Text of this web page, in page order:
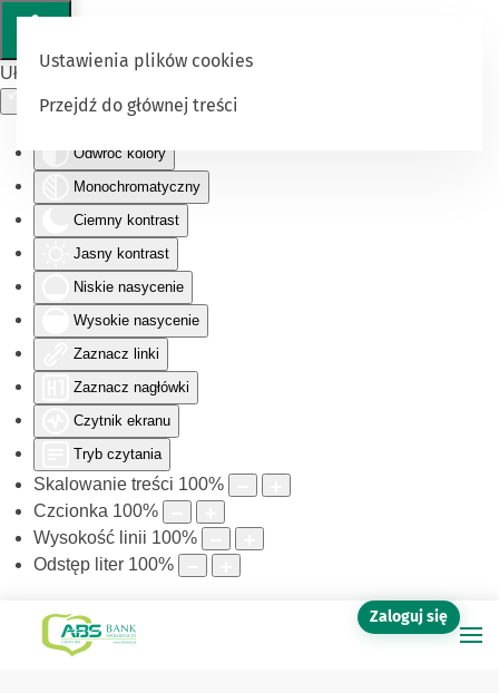
Ułatwienia dostępu
Odwróć kolory
Monochromatyczny
Ciemny kontrast
Jasny kontrast
Niskie nasycenie
Wysokie nasycenie
Zaznacz linki
Zaznacz nagłówki
Czytnik ekranu
Tryb czytania
Skalowanie treści 100%
Czcionka 100%
Wysokość linii 100%
Odstęp liter 100%
Ustawienia plików cookies
Przejdź do głównej treści
Zaloguj się